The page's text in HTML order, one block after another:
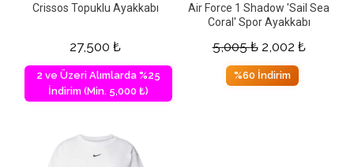
Crissos Topuklu Ayakkabı
27,500 ₺
2 ve Üzeri Alımlarda %25
İndirim (Min. 5,000 ₺)
Air Force 1 Shadow 'Sail Sea
Coral' Spor Ayakkabı
5,005₺ 2,002 ₺
%60 İndirim